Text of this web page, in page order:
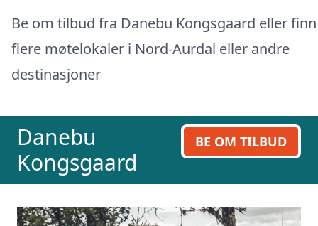
Be om tilbud fra Danebu Kongsgaard eller finn
flere møtelokaler i Nord-Aurdal eller andre
destinasjoner
Danebu
Kongsgaard
BE OM TILBUD
La ekspertene finne det perfekte
stedet til ditt neste møte, konferanse
eller event. Vi er klare til å hjelpe deg,
inn skjema og du vil raskt få svar, eller